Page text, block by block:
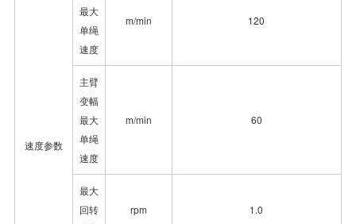
速度参数
最大
单绳
速度
m/min 120
主臂
变幅
最大
单绳
速度
m/min 60
最大
回转
rpm 1.0